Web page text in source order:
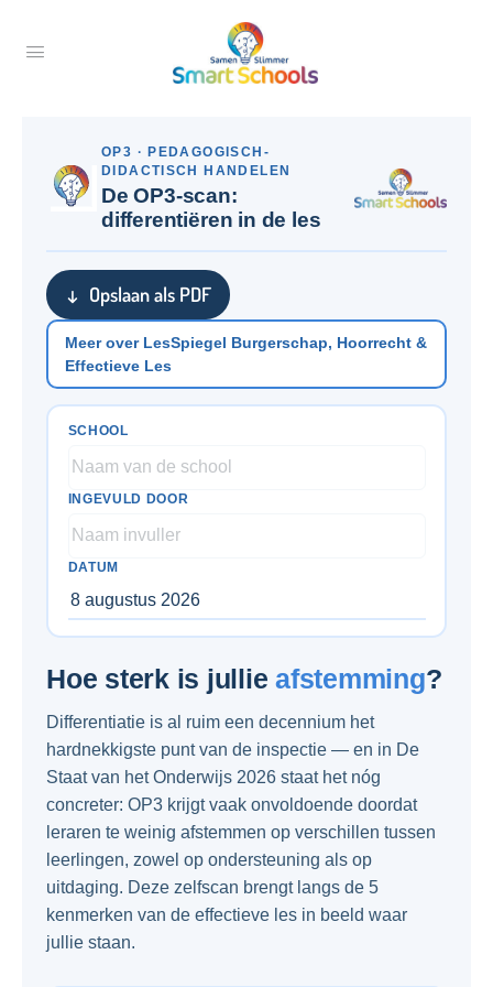
OP3 · PEDAGOGISCH-
DIDACTISCH HANDELEN
De OP3-scan:
differentiëren in de les
↓ Opslaan als PDF
Meer over LesSpiegel Burgerschap, Hoorrecht &
Effectieve Les
SCHOOL
INGEVULD DOOR
DATUM
8 augustus 2026
Hoe sterk is jullieafstemming?
Differentiatie is al ruim een decennium het
hardnekkigste punt van de inspectie — en in De
Staat van het Onderwijs 2026 staat het nóg
concreter: OP3 krijgt vaak onvoldoende doordat
leraren te weinig afstemmen op verschillen tussen
leerlingen, zowel op ondersteuning als op
uitdaging. Deze zelfscan brengt langs de 5
kenmerken van de effectieve les in beeld waar
jullie staan.